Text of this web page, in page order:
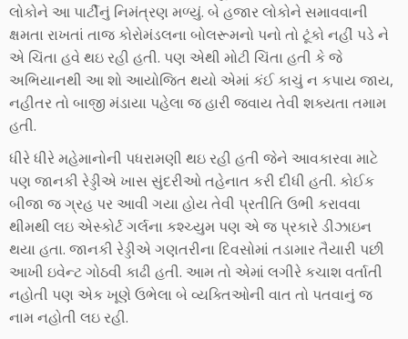
લોકોને આ પાર્ટીનું નિમંત્રણ મળ્યું. બે હજાર લોકોને સમાવવાની
ક્ષમતા રાખતાં તાજ કોરોમંડલના બોલરૂમનો પનો તો ટૂંકો નહીં પડે ને
એ ચિંતા હવે થઇ રહી હતી. પણ એથી મોટી ચિંતા હતી કે જે
અભિયાનથી આ શો આયોજિત થયો એમાં કંઈ કાચું ન કપાય જાય,
નહીતર તો બાજી મંડાયા પહેલા જ હારી જવાય તેવી શક્યતા તમામ
હતી.
ધીરે ધીરે મહેમાનોની પધરામણી થઇ રહી હતી જેને આવકારવા માટે
પણ જાનકી રેડ્ડીએ ખાસ સુંદરીઓ તહેનાત કરી દીધી હતી. કોઈક
બીજા જ ગ્રહ પર આવી ગયા હોય તેવી પ્રતીતિ ઉભી કરાવવા
થીમથી લઇ એસ્કોર્ટ ગર્લના કશ્ચ્યુમ પણ એ જ પ્રકારે ડીઝાઇન
થયા હતા. જાનકી રેડ્ડીએ ગણતરીના દિવસોમાં તડામાર તૈયારી પછી
આખી ઇવેન્ટ ગોઠવી કાઢી હતી. આમ તો એમાં લગીરે કચાશ વર્તાતી
નહોતી પણ એક ખૂણે ઉભેલા બે વ્યક્તિઓની વાત તો પતવાનું જ
નામ નહોતી લઇ રહી.